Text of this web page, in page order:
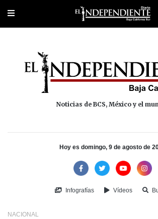
Portada Los Cabos Policiaca
Noticias de BCS, México y el
Hoy es domingo, 9 de agosto de
Infografías Vídeos
NACIONAL